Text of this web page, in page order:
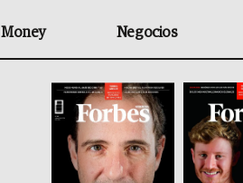
Money Negocios